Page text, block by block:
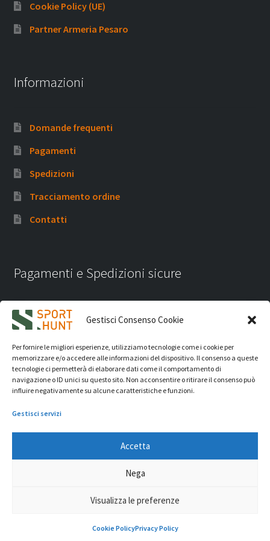
Gestisci Consenso Cookie
Per fornire le migliori esperienze, utilizziamo tecnologie come i cookie per
memorizzare e/o accedere alle informazioni del dispositivo. Il consenso a queste
tecnologie ci permetterà di elaborare dati come il comportamento di
navigazione o ID unici su questo sito. Non acconsentire o ritirare il consenso può
influire negativamente su alcune caratteristiche e funzioni.
Gestisci servizi
Accetta
Nega
Visualizza le preferenze
Cookie PolicyPrivacy Policy
Cookie Policy (UE)
Partner Armeria Pesaro
Informazioni
Domande frequenti
Pagamenti
Spedizioni
Tracciamento ordine
Contatti
Pagamenti e Spedizioni sicure
iVision Communication S.r.l.- P.Iva 04233830407 - REA: RN
331582 Copyright 2026. Tutti i diritti riservati.